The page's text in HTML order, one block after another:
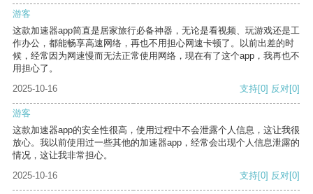
游客
这款加速器app简直是居家旅行必备神器，无论是看视频、玩游戏还是工
作办公，都能畅享高速网络，再也不用担心网速卡顿了。以前出差的时
候，经常因为网速慢而无法正常使用网络，现在有了这个app，我再也不
用担心了。
2025-10-16
支持[0] 反对[0]
游客
这款加速器app的安全性很高，使用过程中不会泄露个人信息，这让我很
放心。我以前使用过一些其他的加速器app，经常会出现个人信息泄露的
情况，这让我非常担心。
2025-10-16
支持[0] 反对[0]